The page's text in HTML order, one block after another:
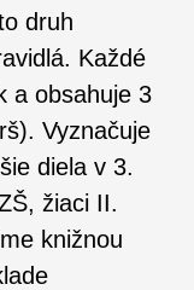
druh
Každé
a obsahuje 3
Vyznačuje
diela v 3.
žiaci II.
knižnou